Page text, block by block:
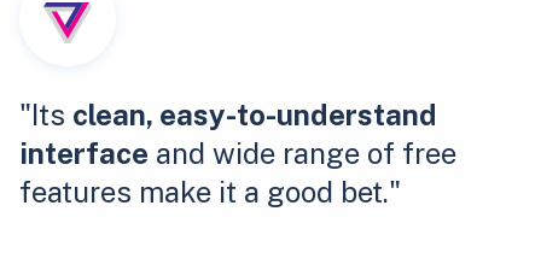
"Its clean, easy-to-understand
interface and wide range of free
features make it a good bet."